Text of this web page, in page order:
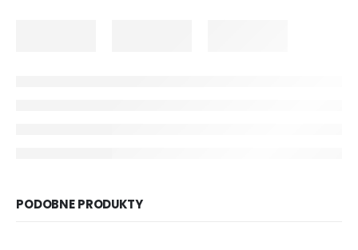
PODOBNE PRODUKTY